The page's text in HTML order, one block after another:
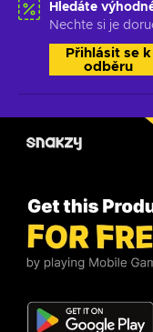
Hledáte
Nechte si je
Přihlásit se k
odběru